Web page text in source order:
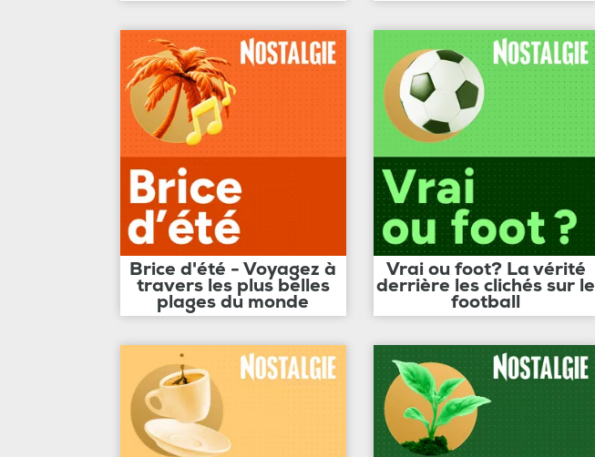
Brice d'été - Voyagez à
travers les plus belles
plages du monde
Vrai ou foot? La vérité
derrière les clichés sur le
football